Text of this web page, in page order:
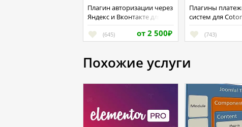
Плагин авторизации через
Яндекс и Вконтакте для
(645) от 2 500₽
Плагины платежных
систем для
(743)
Похожие услуги